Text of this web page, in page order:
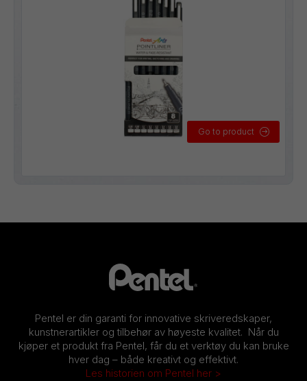
Go to product
Pentel er din garanti for innovative skriveredskaper,
kunstnerartikler og tilbehør av høyeste kvalitet. Når du
kjøper et produkt fra Pentel, får du et verktøy du kan bruke
hver dag – både kreativt og effektivt.
Les historien om Pentel her >